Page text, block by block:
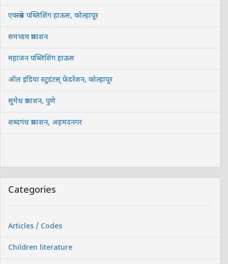
एक्स्प्रेस पब्लिशिंग हाऊस, कोल्हापूर
समभाव प्रकाशन
महाजन पब्लिशिंग हाऊस
ऑल इंडिया स्टुडंटस् फेडरेशन, कोल्हापूर
सुमेध प्रकाशन, पुणे
शब्दगंध प्रकाशन, अहमदनगर
Categories
Articles / Codes
Children literature